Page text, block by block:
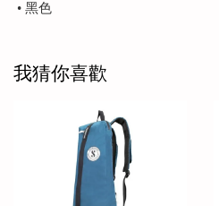
• 黑色
我猜你喜歡